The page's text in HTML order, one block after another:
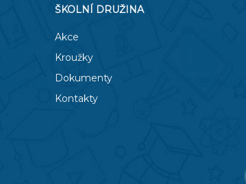
ŠKOLNÍ DRUŽINA
Akce
Kroužky
Dokumenty
Kontakty